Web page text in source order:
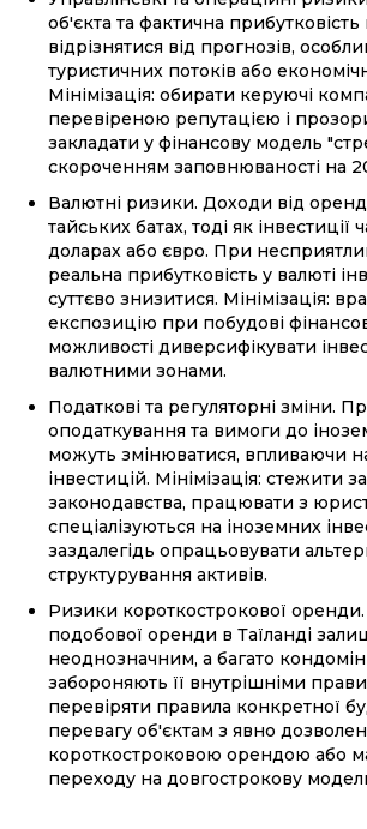
об'єкта та фактична прибутковість
відрізнятися від прогнозів,
туристичних потоків або
Мінімізація: обирати керуючі
перевіреною репутацією і
закладати у фінансову модель
скороченням заповнюваності на
Валютні ризики. Доходи від
тайських батах, тоді як інвестиції
доларах або євро. При
реальна прибутковість у валюті
суттєво знизитися. Мінімізація:
експозицію при побудові
можливості диверсифікувати
валютними зонами.
Податкові та регуляторні зміни.
оподаткування та вимоги до
можуть змінюватися, впливаючи
інвестицій. Мінімізація: стежити
законодавства, працювати з
спеціалізуються на іноземних
заздалегідь опрацьовувати
структурування активів.
Ризики короткострокової
подобової оренди в Таїланді
неоднозначним, а багато
забороняють її внутрішніми
перевіряти правила конкретної
перевагу об'єктам з явно
короткостроковою орендою або
переходу на довгострокову